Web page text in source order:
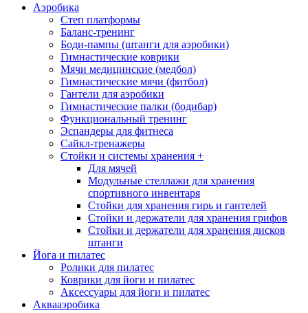
Аэробика
Степ платформы
Баланс-тренинг
Боди-пампы (штанги для аэробики)
Гимнастические коврики
Мячи медицинские (медбол)
Гимнастические мячи (фитбол)
Гантели для аэробики
Гимнастические палки (бодибар)
Функциональный тренинг
Эспандеры для фитнеса
Сайкл-тренажеры
Стойки и системы хранения +
Для мячей
Модульные стеллажи для хранения
спортивного инвентаря
Стойки для хранения гирь и гантелей
Стойки и держатели для хранения грифов
Стойки и держатели для хранения дисков
штанги
Йога и пилатес
Ролики для пилатес
Коврики для йоги и пилатес
Аксессуары для йоги и пилатес
Аквааэробика